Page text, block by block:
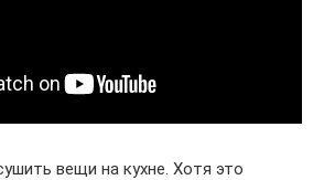
вещи на кухне. Хотя это